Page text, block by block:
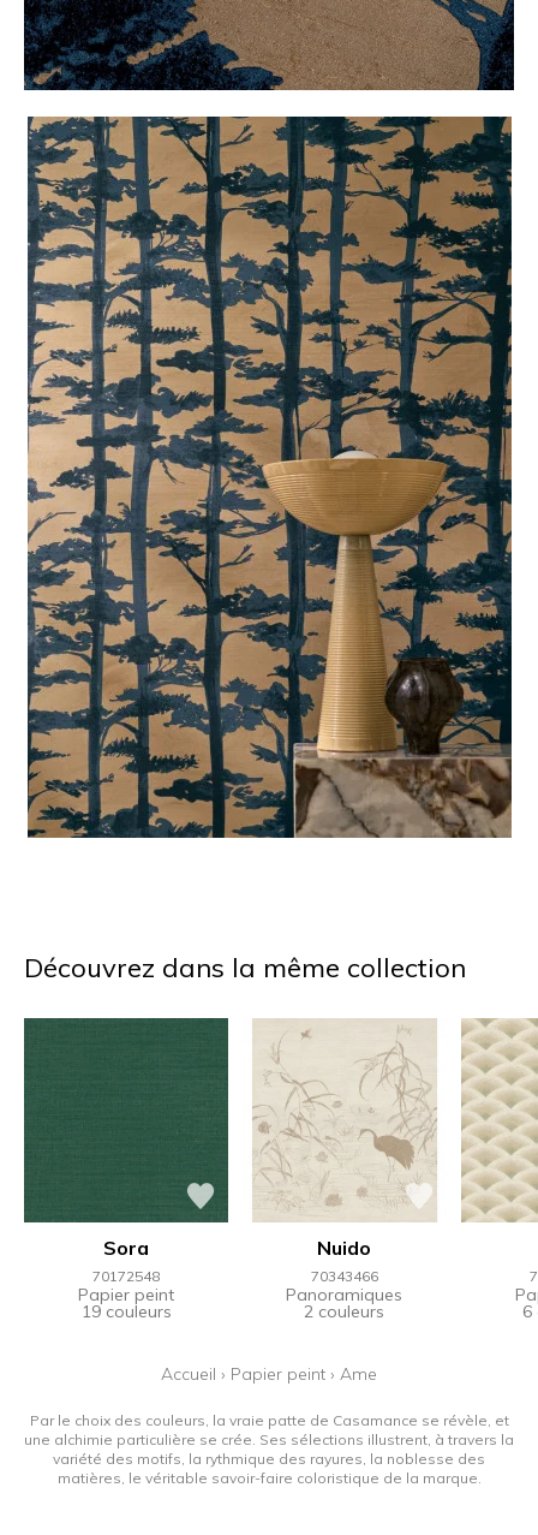
Découvrez dans la même collection
Sora
70172548
Papier peint
19 couleurs
Nuido
70343466
Panoramiques
2 couleurs 6
Accueil › Papier peint › Ame
Par le choix des couleurs, la vraie patte de Casamance se révèle, et
une alchimie particulière se crée. Ses sélections illustrent, à travers la
variété des motifs, la rythmique des rayures, la noblesse des
matières, le véritable savoir-faire coloristique de la marque.